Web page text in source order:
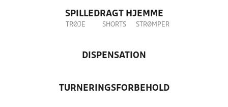
SPILLEDRAGT HJEMME
TRØJE SHORTS STRØMPER
DISPENSATION
TURNERINGSFORBEHOLD